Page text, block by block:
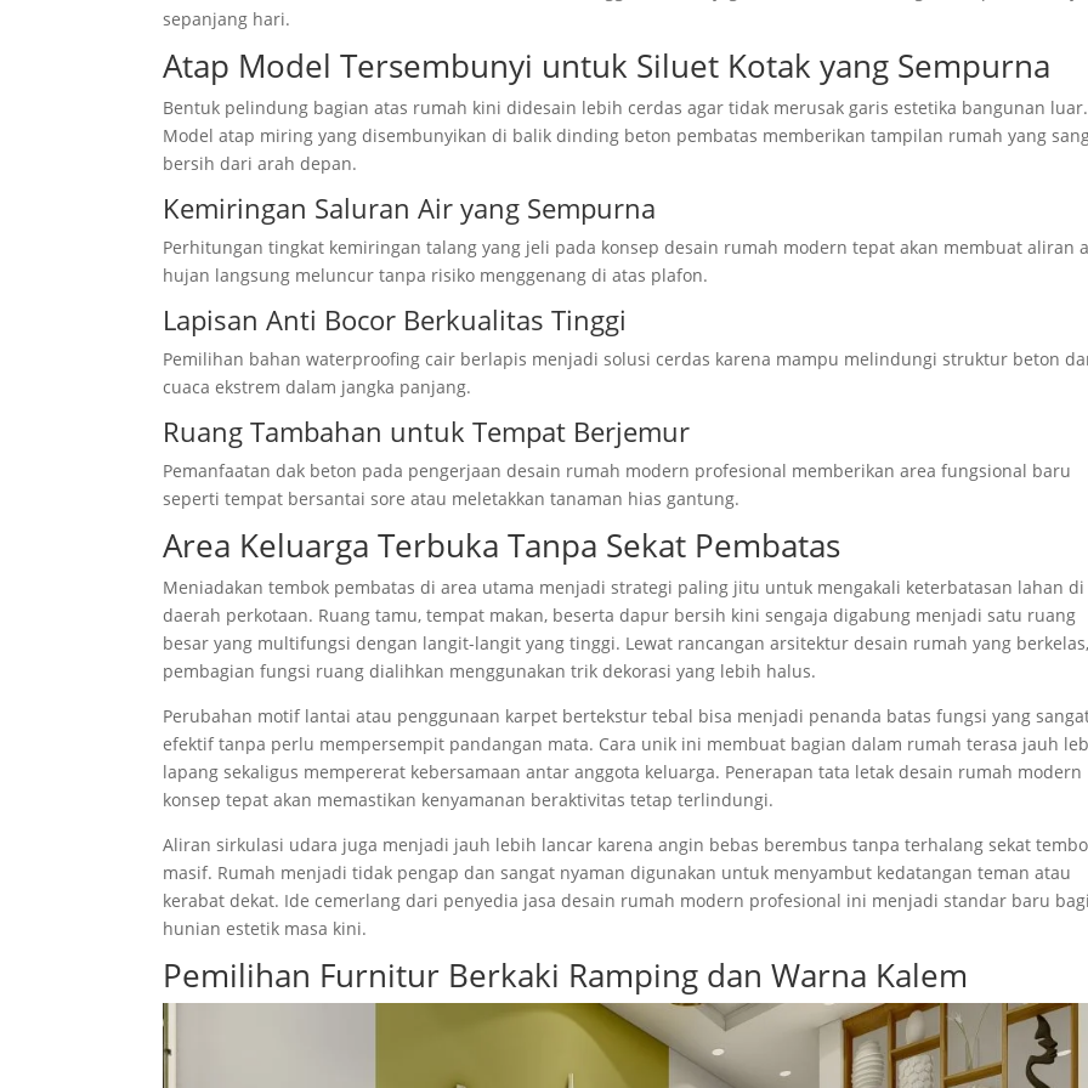
sepanjang hari.
Atap Model Tersembunyi untuk Siluet Kotak yang Sempurna
Bentuk pelindung bagian atas rumah kini didesain lebih cerdas agar tidak merusak garis estetika bangunan luar.
Model atap miring yang disembunyikan di balik dinding beton pembatas memberikan tampilan rumah yang
bersih dari arah depan.
Kemiringan Saluran Air yang Sempurna
Perhitungan tingkat kemiringan talang yang jeli pada konsep desain rumah modern tepat akan membuat aliran
hujan langsung meluncur tanpa risiko menggenang di atas plafon.
Lapisan Anti Bocor Berkualitas Tinggi
Pemilihan bahan waterproofing cair berlapis menjadi solusi cerdas karena mampu melindungi struktur beton
cuaca ekstrem dalam jangka panjang.
Ruang Tambahan untuk Tempat Berjemur
Pemanfaatan dak beton pada pengerjaan desain rumah modern profesional memberikan area fungsional baru
seperti tempat bersantai sore atau meletakkan tanaman hias gantung.
Area Keluarga Terbuka Tanpa Sekat Pembatas
Meniadakan tembok pembatas di area utama menjadi strategi paling jitu untuk mengakali keterbatasan lahan di
daerah perkotaan. Ruang tamu, tempat makan, beserta dapur bersih kini sengaja digabung menjadi satu ruang
besar yang multifungsi dengan langit-langit yang tinggi. Lewat rancangan arsitektur desain rumah yang berkelas,
pembagian fungsi ruang dialihkan menggunakan trik dekorasi yang lebih halus.
Perubahan motif lantai atau penggunaan karpet bertekstur tebal bisa menjadi penanda batas fungsi yang
efektif tanpa perlu mempersempit pandangan mata. Cara unik ini membuat bagian dalam rumah terasa jauh
lapang sekaligus mempererat kebersamaan antar anggota keluarga. Penerapan tata letak desain rumah modern
konsep tepat akan memastikan kenyamanan beraktivitas tetap terlindungi.
Aliran sirkulasi udara juga menjadi jauh lebih lancar karena angin bebas berembus tanpa terhalang sekat
masif. Rumah menjadi tidak pengap dan sangat nyaman digunakan untuk menyambut kedatangan teman atau
kerabat dekat. Ide cemerlang dari penyedia jasa desain rumah modern profesional ini menjadi standar baru bagi
hunian estetik masa kini.
Pemilihan Furnitur Berkaki Ramping dan Warna Kalem